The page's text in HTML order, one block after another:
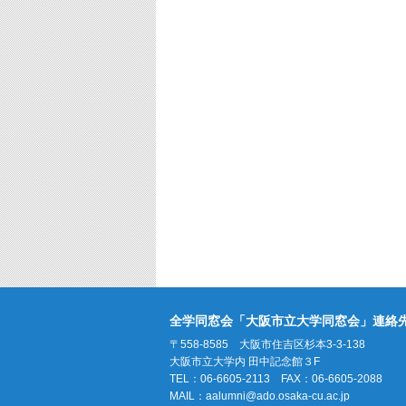
全学同窓会「大阪市立大学同窓会」連絡
〒558-8585 大阪市住吉区杉本3-3-138
大阪市立大学内 田中記念館３F
TEL：06-6605-2113 FAX：06-6605-2088
MAIL： aalumni@ado.osaka-cu.ac.jp